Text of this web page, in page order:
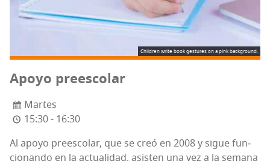
Children write book gestures on a pink background.
Apo­yo preescolar
Martes
15:30 - 16:30
Al apo­yo pre­es­co­lar, que se creó en 2008 y sigue fun­